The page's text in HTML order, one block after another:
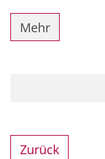
Mehr
Zurück